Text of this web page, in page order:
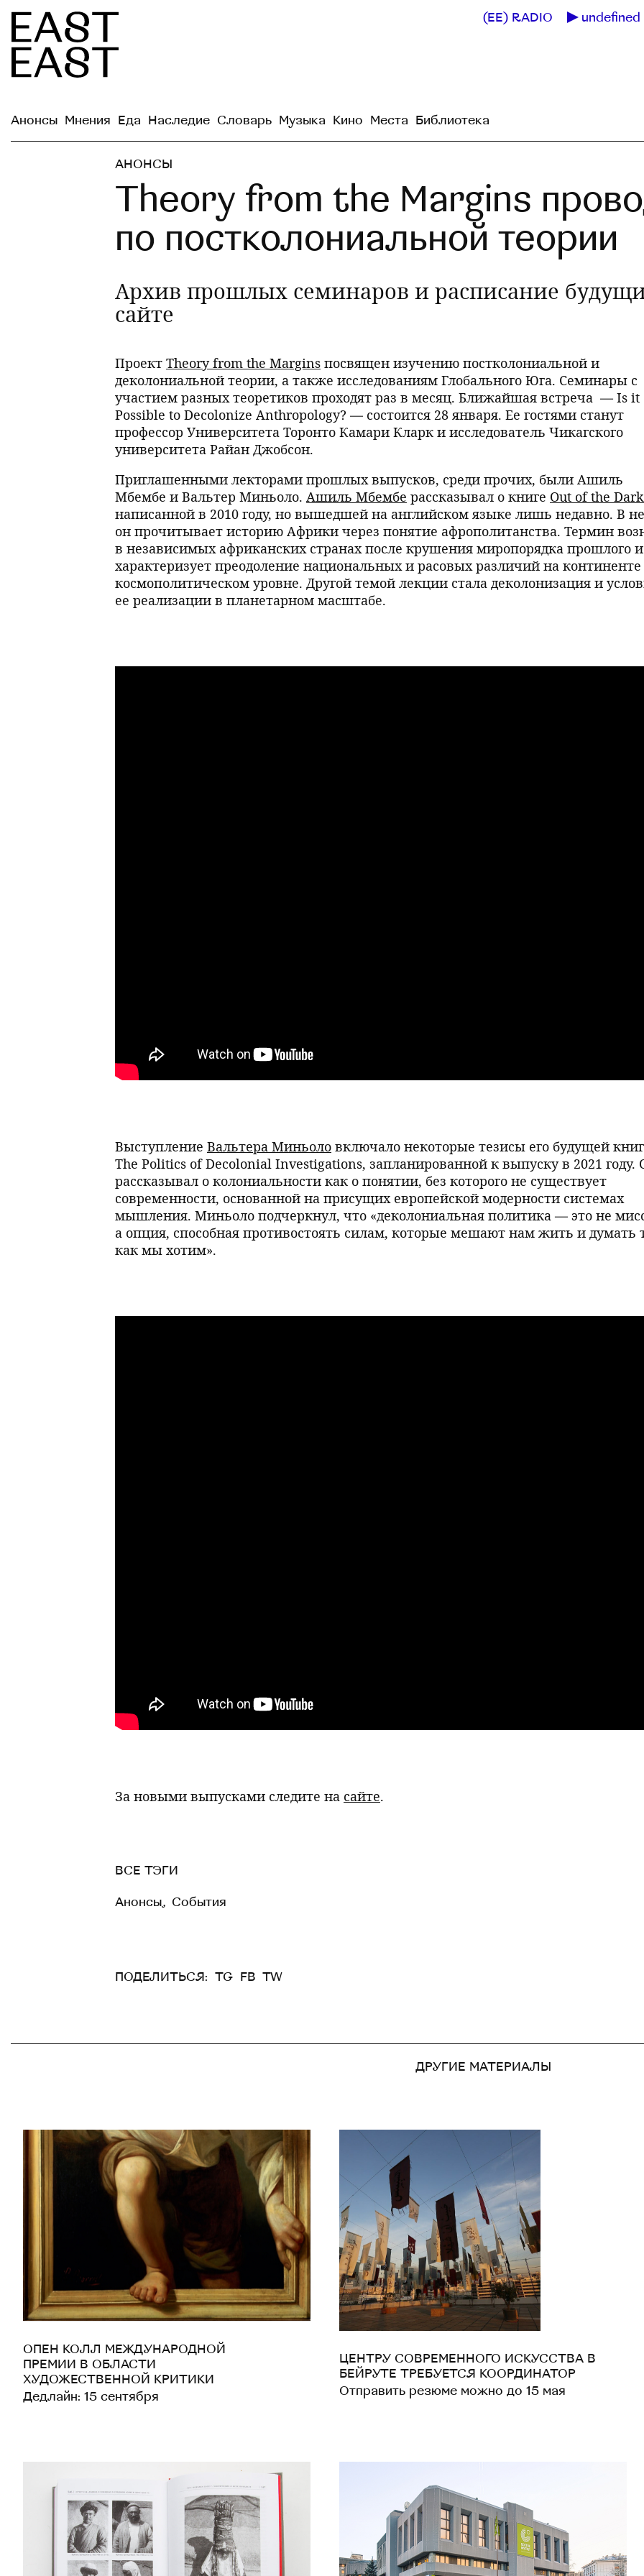
(EE) RADIO
Анонсы Мнения Еда Наследие Словарь Музыка Кино Места Библиотека
АНОНСЫ
Theory from the Margins
по постколониальной теории
Архив прошлых семинаров и расписание
сайте
Проект Theory from the Margins посвящен изучению постколониальной и
деколониальной теории, а также исследованиям Глобального Юга. Семинары с
участием разных теоретиков проходят раз в месяц. Ближайшая встреча — Is it
Possible to Decolonize Anthropology? — состоится 28 января. Ее гостями станут
профессор Университета Торонто Камари Кларк и исследователь Чикагского
университета Райан Джобсон.
Приглашенными лекторами прошлых выпусков, среди прочих, были Ашиль
Мбембе и Вальтер Миньоло. Ашиль Мбембе рассказывал о книге Out of the Dark
написанной в 2010 году, но вышедшей на английском языке лишь недавно. В
он прочитывает историю Африки через понятие афрополитанства. Термин
в независимых африканских странах после крушения миропорядка прошлого и
характеризует преодоление национальных и расовых различий на
космополитическом уровне. Другой темой лекции стала деколонизация и
ее реализации в планетарном масштабе.
Выступление Вальтера Миньоло включало некоторые тезисы его будущей
The Politics of Decolonial Investigations, запланированной к выпуску в 2021 году.
рассказывал о колониальности как о понятии, без которого не существует
современности, основанной на присущих европейской модерности системах
мышления. Миньоло подчеркнул, что «деколониальная политика — это не
а опция, способная противостоять силам, которые мешают нам жить и думать
как мы хотим».
За новыми выпусками следите на сайте.
ВСЕ ТЭГИ
Анонсы, События
ПОДЕЛИТЬСЯ: TG FB TW
ДРУГИЕ МАТЕРИАЛЫ
ОПЕН КОЛЛ МЕЖДУНАРОДНОЙ
ПРЕМИИ В ОБЛАСТИ
ХУДОЖЕСТВЕННОЙ КРИТИКИ
Дедлайн: 15 сентября
ЦЕНТРУ СОВРЕМЕННОГО ИСКУССТВА В
БЕЙРУТЕ ТРЕБУЕТСЯ КООРДИНАТОР
Отправить резюме можно до 15 мая